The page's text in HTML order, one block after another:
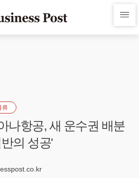
류
나항공, 새 운수권 배분
의 성공'